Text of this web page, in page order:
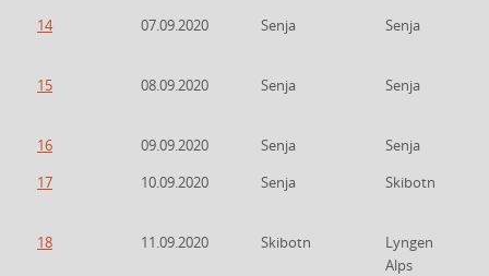
14 07.09.2020 Senja Senja
15 08.09.2020 Senja Senja
16 09.09.2020 Senja
Senja
17
10.09.2020 Senja Skibotn
18 11.09.2020 Skibotn
Lyngen
Alps